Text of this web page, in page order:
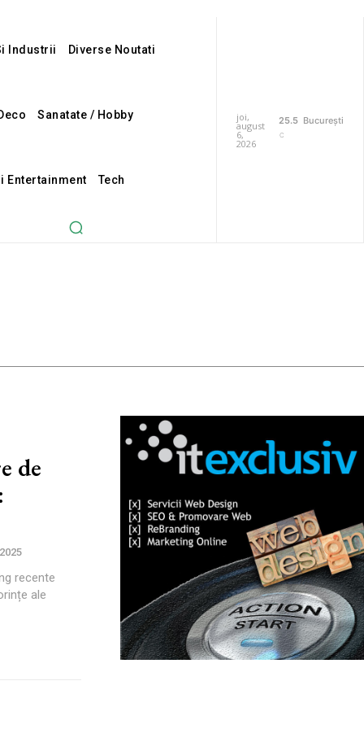
Industrii Diverse Noutati
Sanatate / Hobby
Entertainment Tech
joi,
august
6,
2026
25.5
C
București
de
recente
ale